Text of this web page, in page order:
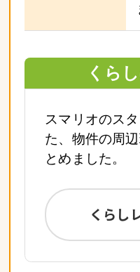
くら
スマリオのス
た、物件の周
とめました。
くらし